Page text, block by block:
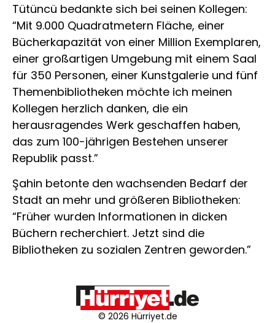
Tütüncü bedankte sich bei seinen Kollegen:
“Mit 9.000 Quadratmetern Fläche, einer
Bücherkapazität von einer Million Exemplaren,
einer großartigen Umgebung mit einem Saal
für 350 Personen, einer Kunstgalerie und fünf
Themenbibliotheken möchte ich meinen
Kollegen herzlich danken, die ein
herausragendes Werk geschaffen haben,
das zum 100-jährigen Bestehen unserer
Republik passt.”
Şahin betonte den wachsenden Bedarf der
Stadt an mehr und größeren Bibliotheken:
“Früher wurden Informationen in dicken
Büchern recherchiert. Jetzt sind die
Bibliotheken zu sozialen Zentren geworden.”
© 2026 Hürriyet.de